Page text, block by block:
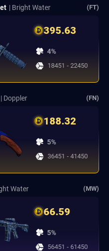
| Bright Water (FT)
395.63
4%
18451 - 22450
| Doppler (FN)
188.32
5%
36451 - 41450
Water (MW)
66.59
5%
56451 - 61450